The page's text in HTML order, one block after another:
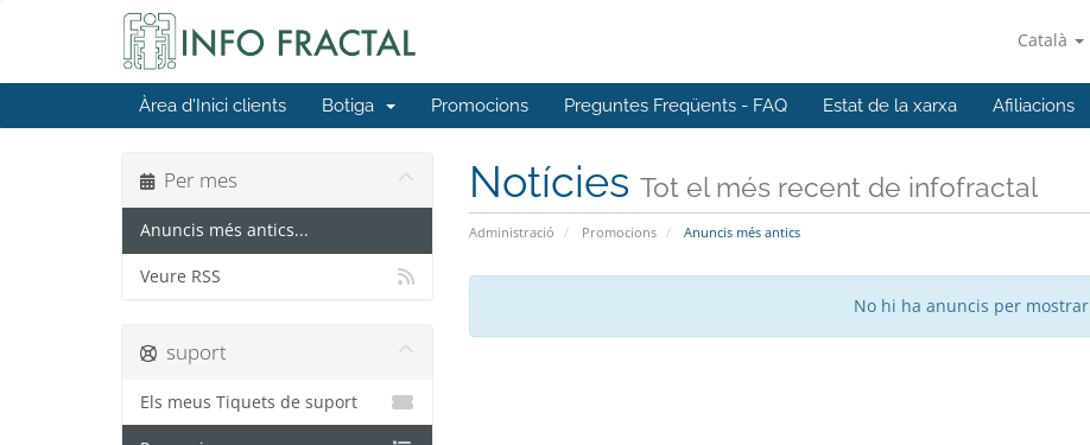
Català
Àrea d'Inici clients Botiga Promocions Preguntes Freqüents - FAQ Estat de la xarxa Afiliacions
Notícies Tot el més recent de infofractal
Administració Promocions Anuncis més antics
Per mes
Anuncis més antics...
Veure RSS
No hi ha anuncis per mostrar
suport
Els meus Tiquets de suport